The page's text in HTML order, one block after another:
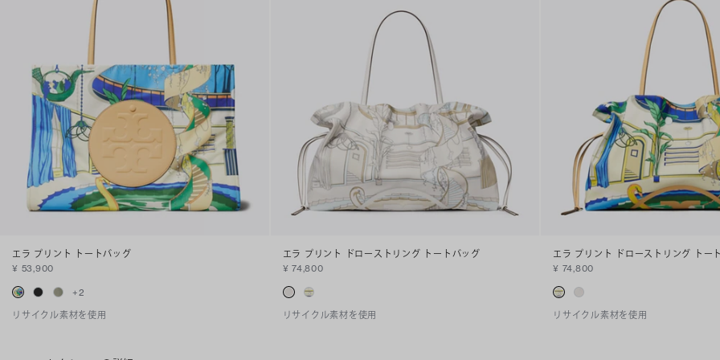
エラ プリント トートバッグ
¥ 53,900
+2
リサイクル素材を使用
エラ プリント ドローストリング トートバッグ
¥ 74,800
リサイクル素材を使用
エラ プリント ドローストリング トー
¥ 74,800
リサイクル素材を使用